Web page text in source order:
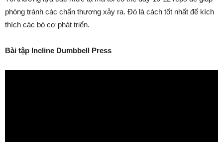
phòng tránh các chấn thương xảy ra. Đó là cách tốt nhất để kích
thích các bó cơ phát triển.
Bài tập Incline Dumbbell Press